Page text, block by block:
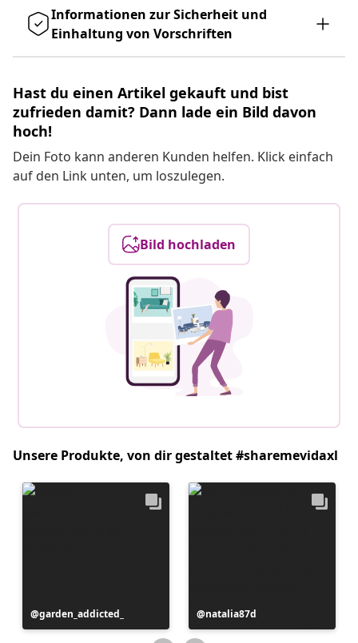
Informationen zur Sicherheit und
Einhaltung von Vorschriften
Hast du einen Artikel gekauft und bist
zufrieden damit? Dann lade ein Bild davon
hoch!
Dein Foto kann anderen Kunden helfen. Klick einfach
auf den Link unten, um loszulegen.
Bild hochladen
Unsere Produkte, von dir gestaltet #sharemevidaxl
Beitrag
veröffentlicht
garden_addicted_
Beitrag
veröffentlicht
natalia87d